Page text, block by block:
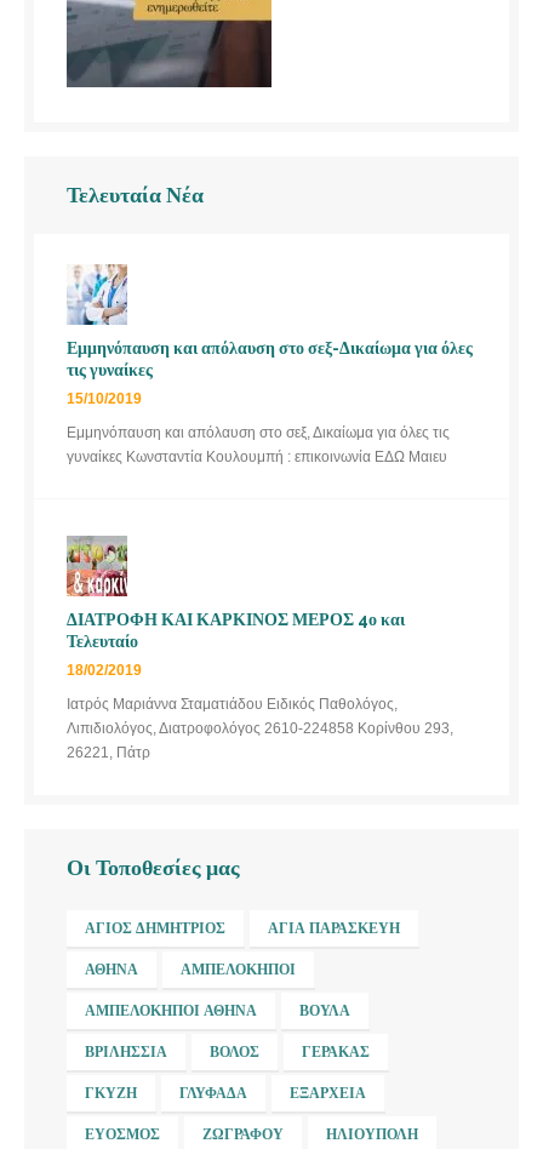
Τελευταία Νέα
Εμμηνόπαυση και απόλαυση στο σεξ-Δικαίωμα για όλες
τις γυναίκες
15/10/2019
Εμμηνόπαυση και απόλαυση στο σεξ, Δικαίωμα για όλες τις
γυναίκες Κωνσταντία Κουλουμπή : επικοινωνία ΕΔΩ Μαιευ
ΔΙΑΤΡΟΦΗ ΚΑΙ ΚΑΡΚΙΝΟΣ ΜΕΡΟΣ 4ο και
Τελευταίο
18/02/2019
Ιατρός Μαριάννα Σταματιάδου Ειδικός Παθολόγος,
Λιπιδιολόγος, Διατροφολόγος 2610-224858 Κορίνθου 293,
26221, Πάτρ
Οι Τοποθεσίες μας
ΆΓΙΟΣ ΔΗΜΉΤΡΙΟΣ ΑΓΊΑ ΠΑΡΑΣΚΕΥΉ
ΑΘΉΝΑ ΑΜΠΕΛΌΚΗΠΟΙ
ΑΜΠΕΛΌΚΗΠΟΙ ΑΘΉΝΑ ΒΟΎΛΑ
ΒΡΙΛΉΣΣΙΑ ΒΌΛΟΣ ΓΈΡΑΚΑΣ
ΓΚΎΖΗ ΓΛΥΦΆΔΑ ΕΞΆΡΧΕΙΑ
ΕΎΟΣΜΟΣ ΖΩΓΡΆΦΟΥ ΗΛΙΟΎΠΟΛΗ